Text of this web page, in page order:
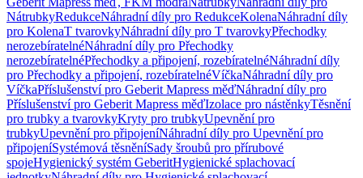
NátrubkyRedukceNáhradní díly pro RedukceKolenaNáhradní díly
pro KolenaT tvarovkyNáhradní díly pro T tvarovkyPřechodky
nerozebíratelnéNáhradní díly pro Přechodky
nerozebíratelnéPřechodky a připojení, rozebíratelnéNáhradní díly
pro Přechodky a připojení, rozebíratelnéVíčkaNáhradní díly pro
VíčkaPříslušenství pro Geberit Mapress měďNáhradní díly pro
Příslušenství pro Geberit Mapress měďIzolace pro nástěnkyTěsnění
pro trubky a tvarovkyKryty pro trubkyUpevnění pro
trubkyUpevnění pro připojeníNáhradní díly pro Upevnění pro
připojeníSystémová těsněníSady šroubů pro přírubové
spojeHygienický systém GeberitHygienické splachovací